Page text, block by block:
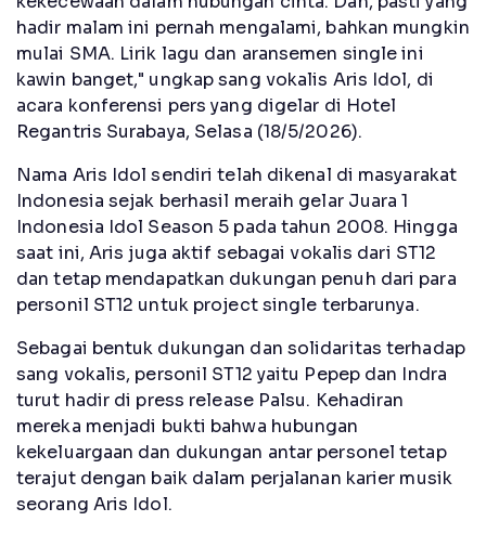
hadir malam ini pernah mengalami, bahkan mungkin
mulai SMA. Lirik lagu dan aransemen single ini
kawin banget," ungkap sang vokalis Aris Idol, di
acara konferensi pers yang digelar di Hotel
Regantris Surabaya, Selasa (18/5/2026).
Nama Aris Idol sendiri telah dikenal di masyarakat
Indonesia sejak berhasil meraih gelar Juara 1
Indonesia Idol Season 5 pada tahun 2008. Hingga
saat ini, Aris juga aktif sebagai vokalis dari ST12
dan tetap mendapatkan dukungan penuh dari para
personil ST12 untuk project single terbarunya.
Sebagai bentuk dukungan dan solidaritas terhadap
sang vokalis, personil ST12 yaitu Pepep dan Indra
turut hadir di press release Palsu. Kehadiran
mereka menjadi bukti bahwa hubungan
kekeluargaan dan dukungan antar personel tetap
terajut dengan baik dalam perjalanan karier musik
seorang Aris Idol.